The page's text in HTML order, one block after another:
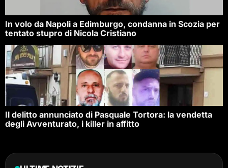
In volo da Napoli a Edimburgo, condanna in Scozia per
tentato stupro di Nicola Cristiano
Il delitto annunciato di Pasquale Tortora: la vendetta
degli Avventurato, i killer in affitto